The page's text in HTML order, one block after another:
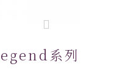
系列